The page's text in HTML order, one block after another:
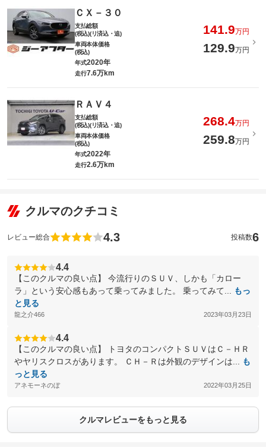
ＣＸ－３０
支払総額
(税込)(リ済込・追)
141.9万円
車両本体価格
(税込)
129.9万円
年式2020年
走行7.6万km
ＲＡＶ４
支払総額
(税込)(リ済込・追)
268.4万円
車両本体価格
(税込)
259.8万円
年式2022年
走行2.6万km
クルマのクチコミ
レビュー総合 4.3 投稿数6
4.4
【このクルマの良い点】 今流行りのＳＵＶ、しかも「カロー
ラ」という安心感もあって乗ってみました。 乗ってみて...
もっ
と見る
龍之介466 2023年03月23日
4.4
【このクルマの良い点】 トヨタのコンパクトＳＵＶはＣ－ＨＲ
やヤリスクロスがあります。 ＣＨ－Ｒは外観のデザインは...
も
っと見る
アネモーネのぼ 2022年03月25日
クルマレビューをもっと見る